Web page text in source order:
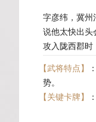
字彦纬，冀州
说他太快出头
攻入陇西郡时
甘露五年（
不听；王沈、
被逮捕并被处
【武将特点】
势。
【关键卡牌】